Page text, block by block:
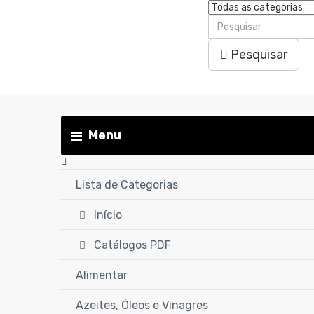
Pesquisar
Menu
Lista de Categorias
Início
Catálogos PDF
Alimentar
Azeites, Óleos e Vinagres